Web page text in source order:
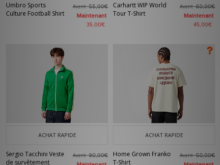
Umbro Sports
Culture Football Shirt
Avant55,00€
Maintenant
35,00€
Carhartt WIP World
Tour T-Shirt
Avant60,00€
Maintenant
45,00€
ACHAT RAPIDE
Sergio Tacchini Veste
de survêtement
Avant90,00€
ACHAT RAPIDE
Home Grown Franko
T-Shirt
Avant50,00€